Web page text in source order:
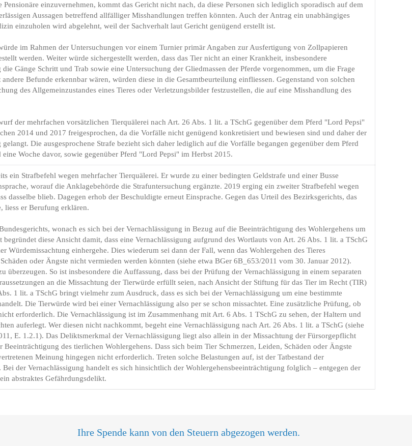
einzuvernehmen, kommt das Gericht nicht nach, da diese Personen sich lediglich sporadisch auf dem
Aussagen betreffend allfälliger Misshandlungen treffen könnten. Auch der Antrag ein unabhängiges
einzuholen wird abgelehnt, weil der Sachverhalt laut Gericht genügend erstellt ist.
im Rahmen der Untersuchungen vor einem Turnier primär Angaben zur Ausfertigung von Zollpapieren
werden. Weiter würde sichergestellt werden, dass das Tier nicht an einer Krankheit, insbesondere
Gänge Schritt und Trab sowie eine Untersuchung der Gliedmassen der Pferde vorgenommen, um die Frage
Befunde erkennbar wären, würden diese in die Gesamtbeurteilung einfliessen. Gegenstand von solchen
des Allgemeinzustandes eines Tieres oder Verletzungsbilder festzustellen, die auf eine Misshandlung des
der mehrfachen vorsätzlichen Tierquälerei nach Art. 26 Abs. 1 lit. a TSchG gegenüber dem Pferd "Lord Pepsi"
2014 und 2017 freigesprochen, da die Vorfälle nicht genügend konkretisiert und bewiesen sind und daher der
Die ausgesprochene Strafe bezieht sich daher lediglich auf die Vorfälle begangen gegenüber dem Pferd
Woche davor, sowie gegenüber Pferd "Lord Pepsi" im Herbst 2015.
ein Strafbefehl wegen mehrfacher Tierquälerei. Er wurde zu einer bedingten Geldstrafe und einer Busse
worauf die Anklagebehörde die Strafuntersuchung ergänzte. 2019 erging ein zweiter Strafbefehl wegen
dasselbe blieb. Dagegen erhob der Beschuldigte erneut Einsprache. Gegen das Urteil des Bezirksgerichts, das
liess er Berufung erklären.
wonach es sich bei der Vernachlässigung in Bezug auf die Beeinträchtigung des Wohlergehens um
diese Ansicht damit, dass eine Vernachlässigung aufgrund des Wortlauts von Art. 26 Abs. 1 lit. a TSchG
Würdemissachtung einhergehe. Dies wiederum sei dann der Fall, wenn das Wohlergehen des Tieres
oder Ängste nicht vermieden werden könnten (siehe etwa BGer 6B_653/2011 vom 30. Januar 2012).
überzeugen. So ist insbesondere die Auffassung, dass bei der Prüfung der Vernachlässigung in einem separaten
an die Missachtung der Tierwürde erfüllt seien, nach Ansicht der Stiftung für das Tier im Recht (TIR)
1 lit. a TSchG bringt vielmehr zum Ausdruck, dass es sich bei der Vernachlässigung um eine bestimmte
Die Tierwürde wird bei einer Vernachlässigung also per se schon missachtet. Eine zusätzliche Prüfung, ob
erforderlich. Die Vernachlässigung ist im Zusammenhang mit Art. 6 Abs. 1 TSchG zu sehen, der Haltern und
auferlegt. Wer diesen nicht nachkommt, begeht eine Vernachlässigung nach Art. 26 Abs. 1 lit. a TSchG (siehe
E. 1.2.1). Das Deliktsmerkmal der Vernachlässigung liegt also allein in der Missachtung der Fürsorgepflicht
des tierlichen Wohlergehens. Dass sich beim Tier Schmerzen, Leiden, Schäden oder Ängste
Meinung hingegen nicht erforderlich. Treten solche Belastungen auf, ist der Tatbestand der
der Vernachlässigung handelt es sich hinsichtlich der Wohlergehensbeeinträchtigung folglich – entgegen der
abstraktes Gefährdungsdelikt.
Ihre Spende kann von den Steuern abgezogen werden.